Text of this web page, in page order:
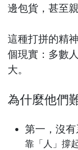
邊包貨，甚至
這種打拼的精
個現實：多數
大。
為什麼他們
第一，沒
靠「人」撐